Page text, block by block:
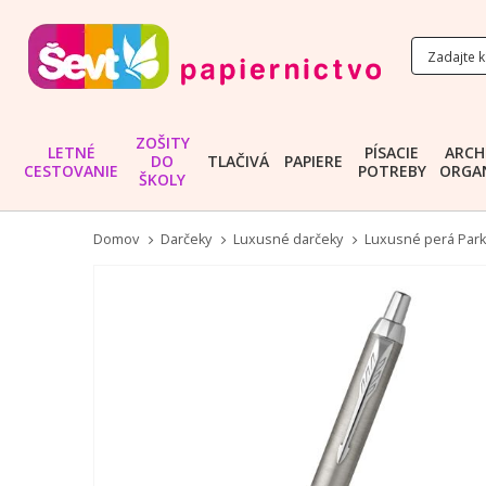
LETNÉ
CESTOVANIE
ZOŠITY
DO
ŠKOLY
TLAČIVÁ PAPIERE
PÍSACIE
POTREBY
Domov Darčeky Luxusné darčeky Luxusné perá